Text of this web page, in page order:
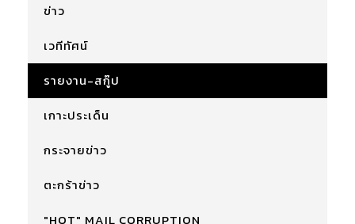
ข่าว
เวทีทัศน์
รายงาน-สกู๊ป
เกาะประเด็น
กระจายข่าว
ตะกร้าข่าว
"HOT" MAIL CORRUPTION